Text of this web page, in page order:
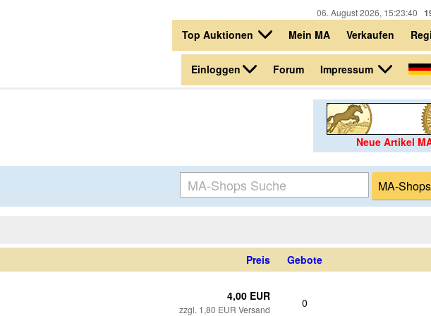
06. August 2026, 15:23:40
Top Auktionen Mein MA Verkaufen
Einloggen Forum Impressum
Neue Artikel
Preis Gebote
4,00 EUR
zzgl. 1,80 EUR Versand 0